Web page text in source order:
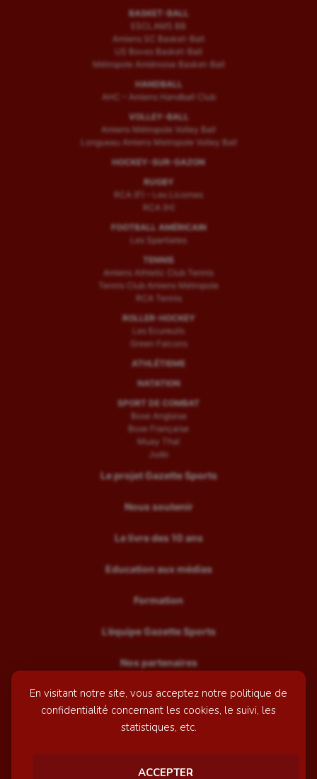
En visitant notre site, vous acceptez notre politique de
confidentialité concernant les cookies, le suivi, les
statistiques, etc.
ACCEPTER
BASKET-BALL
ESCLAMS BB
Amiens SC Basket-Ball
US Boves Basket-Ball
Métropole Amiénoise Basket-Ball
HANDBALL
AHC – Amiens Handball Club
VOLLEY-BALL
Amiens Métropole Volley Ball
Longueau Amiens Metropole Volley Ball
HOCKEY-SUR-GAZON
RUGBY
RCA (F) – Les Licornes
RCA (H)
FOOTBALL AMÉRICAIN
Les Spartiates
TENNIS
Amiens Athletic Club Tennis
Tennis Club Amiens Métropole
RCA Tennis
ROLLER-HOCKEY
Les Ecureuils
Green Falcons
ATHLÉTISME
NATATION
SPORT DE COMBAT
Boxe Anglaise
Boxe Française
Muay Thaï
Judo
Le projet Gazette Sports
Nous soutenir
Le livre des 10 ans
Education aux médias
Formation
L’équipe Gazette Sports
Nos partenaires
Recrutement
Mentions légales